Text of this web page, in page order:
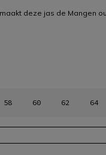
deze jas de Mangen
58 60 62 64